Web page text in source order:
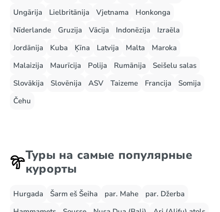
Ungārija
Lielbritānija Vjetnama
Honkonga
Nīderlande
Gruzija Vācija Indonēzija
Izraēla
Jordānija
Kuba Ķīna Latvija Malta
Maroka
Malaizija
Maurīcija Polija Rumānija
Seišelu salas
Slovākija
Slovēnija ASV Taizeme Francija
Somija
Čehu
Туры на самые популярные
курорты
Hurgada Šarm eš Šeiha par. Mahe
par. Džerba